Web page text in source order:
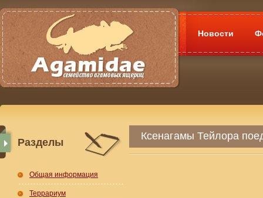
Новости
Разделы
Общая информация
Террариум
Ксенагамы Тейлора